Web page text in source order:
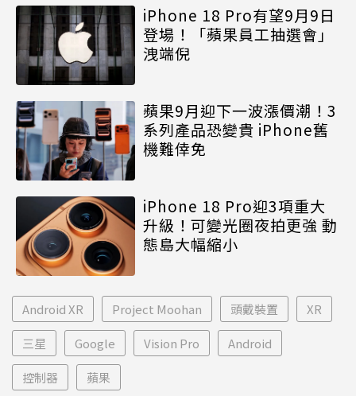
iPhone 18 Pro有望9月9日
登場！「蘋果員工抽選會」
洩端倪
蘋果9月迎下一波漲價潮！3
系列產品恐變貴 iPhone舊
機難倖免
iPhone 18 Pro迎3項重大
升級！可變光圈夜拍更強 動
態島大幅縮小
Android XR Project Moohan 頭戴裝置 XR
三星 Google Vision Pro Android
控制器 蘋果